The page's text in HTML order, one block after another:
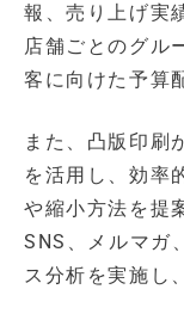
報、売り上げ実
店舗ごとのグル
客に向けた予算
また、凸版印刷
を活用し、効率
や縮小方法を提
SNS、メルマガ
ス分析を実施し